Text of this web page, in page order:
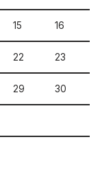
15 16
22 23
29 30